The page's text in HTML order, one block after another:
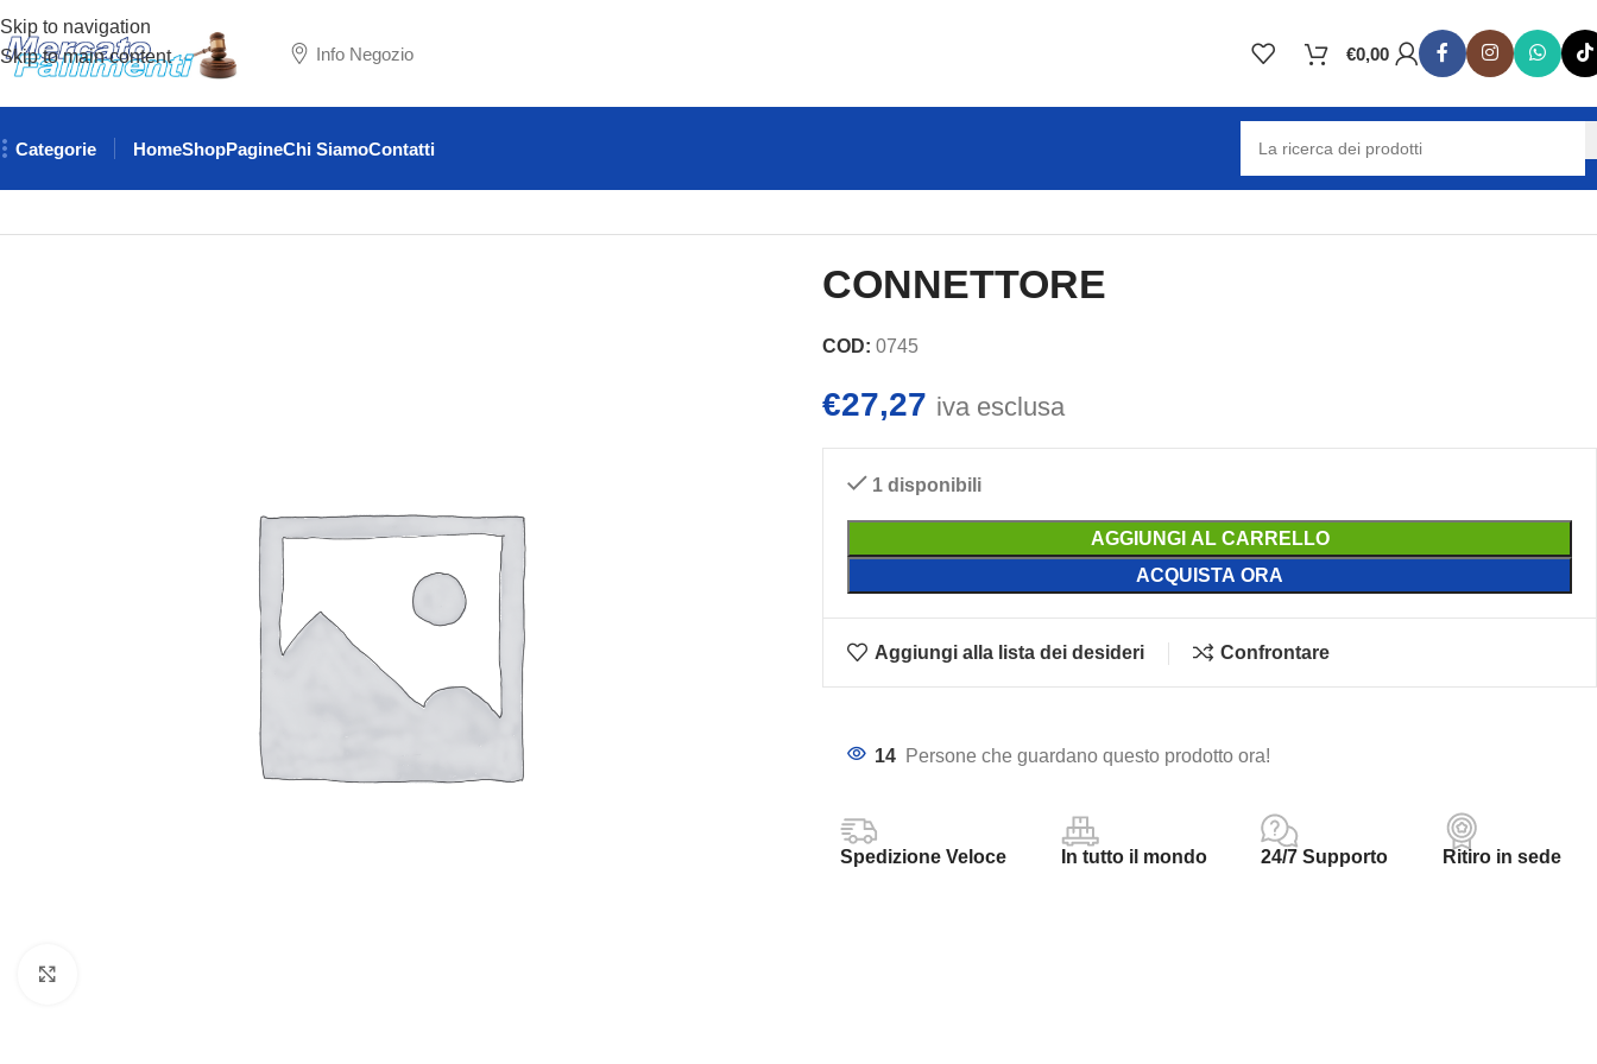
Skip to navigation
Skip to main content
Info Negozio €0,00
Categorie HomeShopPagineChi SiamoContatti
CONNETTORE
COD: 0745
€27,27 iva esclusa
1 disponibili
AGGIUNGI AL CARRELLO
ACQUISTA ORA
Aggiungi alla lista dei desideri Confrontare
14 Persone che guardano questo prodotto ora!
Spedizione Veloce In tutto il mondo 24/7 Supporto Ritiro in sede